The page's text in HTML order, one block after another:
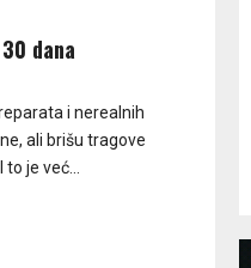
dana
i nerealnih
ali brišu tragove
je već...